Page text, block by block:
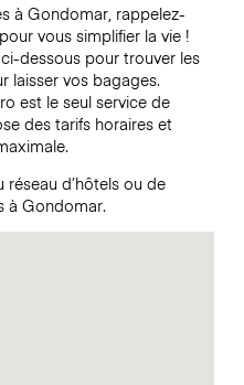
à Gondomar, rappelez-
vous simplifier la vie !
dessous pour trouver les
laisser vos bagages.
est le seul service de
des tarifs horaires et
réseau d’hôtels ou de
à Gondomar.